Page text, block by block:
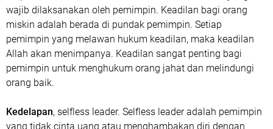
wajib dilaksanakan oleh pemimpin. Keadilan bagi orang
miskin adalah berada di pundak pemimpin. Setiap
pemimpin yang melawan hukum keadilan, maka keadilan
Allah akan menimpanya. Keadilan sangat penting bagi
pemimpin untuk menghukum orang jahat dan melindungi
orang baik.
Kedelapan, selfless leader. Selfless leader adalah pemimpin
yang tidak cinta uang atau menghambakan diri dengan